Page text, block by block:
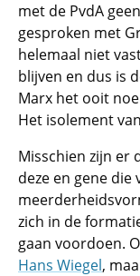
met de PvdA
gesproken met
helemaal niet
blijven en dus is
Marx het ooit
Het isolement
Misschien zijn er
deze en gene
zich in de
gaan voordoen.
Hans Wiegel,